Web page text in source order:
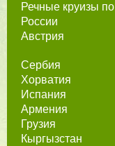
Речные круизы по
России
Австрия
Сербия
Хорватия
Испания
Армения
Грузия
Кыргызстан